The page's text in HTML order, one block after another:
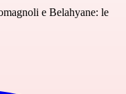
e Belahyane: le